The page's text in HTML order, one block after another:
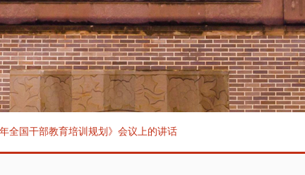
全国干部教育培训规划》会议上的讲话